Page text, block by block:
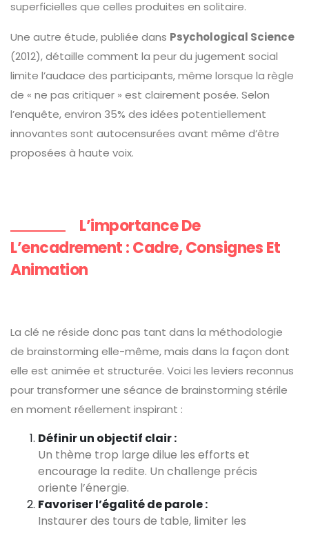
superficielles que celles produites en solitaire.
Une autre étude, publiée dans Psychological Science
(2012), détaille comment la peur du jugement social
limite l’audace des participants, même lorsque la règle
de « ne pas critiquer » est clairement posée. Selon
l’enquête, environ 35% des idées potentiellement
innovantes sont autocensurées avant même d’être
proposées à haute voix.
L’importance De
L’encadrement : Cadre, Consignes Et
Animation
La clé ne réside donc pas tant dans la méthodologie
de brainstorming elle-même, mais dans la façon dont
elle est animée et structurée. Voici les leviers reconnus
pour transformer une séance de brainstorming stérile
en moment réellement inspirant :
Définir un objectif clair :
Un thème trop large dilue les efforts et
encourage la redite. Un challenge précis
oriente l’énergie.
Favoriser l’égalité de parole :
Instaurer des tours de table, limiter les